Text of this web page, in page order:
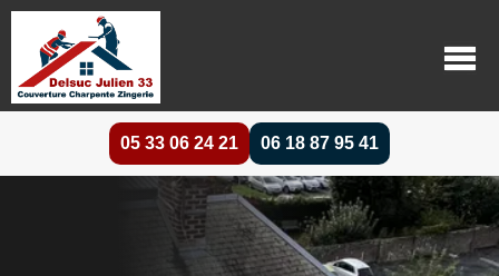
05 33 06 24 21 06 18 87 95 41